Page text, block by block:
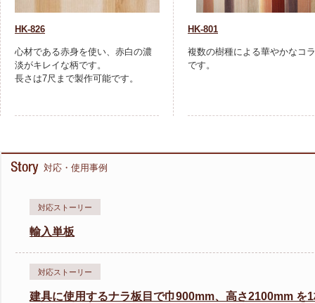
HK-826
心材である赤身を使い、赤白の濃
淡がキレイな柄です。
長さは7尺まで製作可能です。
HK-801
複数の樹種による華やかなコ
です。
対応・使用事例
対応ストーリー
輸入単板
対応ストーリー
建具に使用するナラ板目で巾900mm、高さ2100mm を